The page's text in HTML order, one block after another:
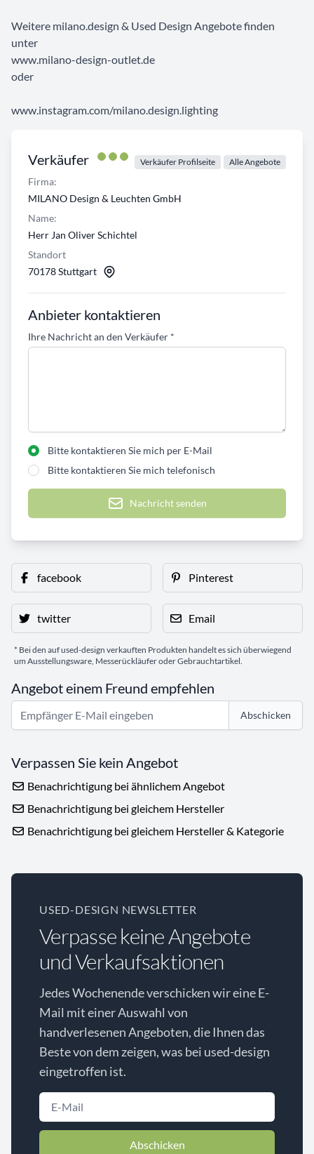
Verkäufer Verkäufer Profilseite Alle Angebote
Firma:
MILANO Design & Leuchten GmbH
Name:
Herr Jan Oliver Schichtel
Standort
70178 Stuttgart
Anbieter kontaktieren
Ihre Nachricht an den Verkäufer *
Bitte kontaktieren Sie mich per E-Mail
Bitte kontaktieren Sie mich telefonisch
Nachricht senden
Weitere milano.design & Used Design Angebote finden
unter
www.milano-design-outlet.de
oder
www.instagram.com/milano.design.lighting
facebook Pinterest
twitter Email
* Bei den auf used-design verkauften Produkten handelt es sich überwiegend
um Ausstellungsware, Messerückläufer oder Gebrauchtartikel.
Angebot einem Freund empfehlen
Abschicken
Verpassen Sie kein Angebot
Benachrichtigung bei ähnlichem Angebot
Benachrichtigung bei gleichem Hersteller
Benachrichtigung bei gleichem Hersteller & Kategorie
USED-DESIGN NEWSLETTER
Verpasse keine Angebote
und Verkaufsaktionen
Jedes Wochenende verschicken wir eine E-
Mail mit einer Auswahl von
handverlesenen Angeboten, die Ihnen das
Beste von dem zeigen, was bei used-design
eingetroffen ist.
Abschicken